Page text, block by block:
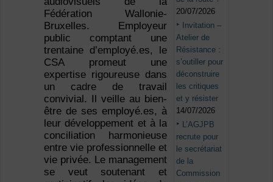
Fédération Wallonie-
Bruxelles. Employeur
public comptant une
trentaine d’employé.es, le
CSA promeut une
expertise rigoureuse dans
un cadre de travail
convivial. Il veille au bien-
être de ses employé.es, à
leur développement et à la
conciliation harmonieuse
entre vie professionnelle et
vie privée. Le management
se veut soutenant et
20/07/2026
Invitation –
Atelier de
Résistance :
s’outiller pour
déconstruire
les critiques
et y résister
14/07/2026
L’AGJPB
recrute pour
le secrétariat
de la
Commission